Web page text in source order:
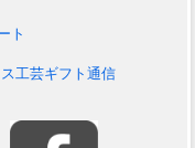
ト
工芸ギフト通信